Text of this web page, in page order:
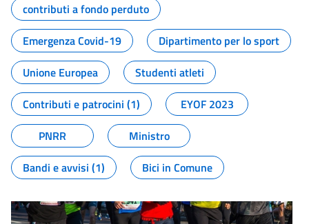
contributi a fondo perduto
Emergenza Covid-19
Dipartimento per lo sport
Unione Europea
Studenti atleti
Contributi e patrocini (1)
EYOF 2023
PNRR
Ministro
Bandi e avvisi (1)
Bici in Comune